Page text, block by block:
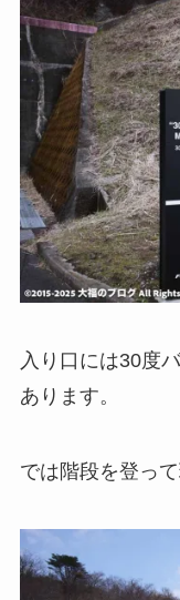
入り口には30度
あります。
では階段を登っ